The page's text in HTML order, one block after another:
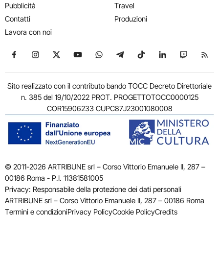
Pubblicità
Contatti
Lavora con noi
Travel
Produzioni
Seguici su Facebook
Seguici su Instagram
Seguici su X
Seguici su YouTube
Seguici su WhatsApp
Seguici su Telegram
Seguici su TikTok
Seguici su
Seguici
Sito realizzato con il contributo bando TOCC Decreto Direttoriale
n. 385 del 19/10/2022 PROT. PROGETTOTOCC0000125
COR15906233 CUPC87J23001080008
© 2011-2026 ARTRIBUNE srl – Corso Vittorio Emanuele II, 287 –
00186 Roma - P.I. 11381581005
Privacy: Responsabile della protezione dei dati personali
ARTRIBUNE srl – Corso Vittorio Emanuele II, 287 – 00186 Roma
Termini e condizioniPrivacy PolicyCookie PolicyCredits